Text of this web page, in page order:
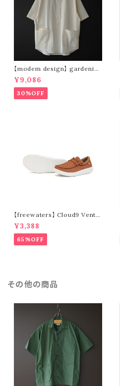
【modem design】 gardenin
g s/s shirt (sand)
¥9,086
30%OFF
【freewaters】 Cloud9 Ventu
re - Lace Up (brown)
¥3,388
65%OFF
その他の商品